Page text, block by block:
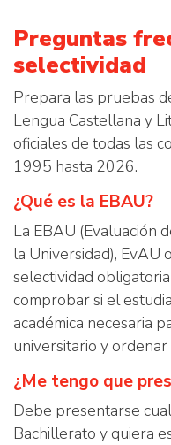
Preguntas
selectividad
Prepara las pruebas
Lengua Castellana y
oficiales de todas las
1995 hasta 2026.
¿Qué es la EBAU?
La EBAU (Evaluación
la Universidad), EvAU
selectividad
comprobar si el
académica necesaria
universitario y ordenar
¿Me tengo que
Debe presentarse
Bachillerato y quiera